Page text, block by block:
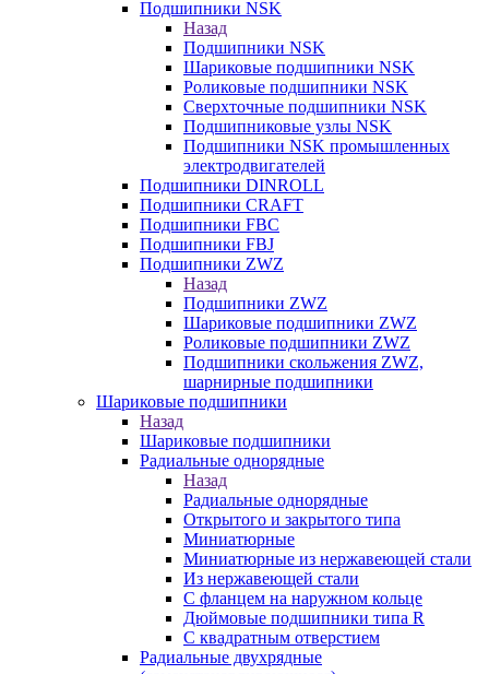
Подшипники NSK
Назад
Подшипники NSK
Шариковые подшипники NSK
Роликовые подшипники NSK
Сверхточные подшипники NSK
Подшипниковые узлы NSK
Подшипники NSK промышленных
электродвигателей
Подшипники DINROLL
Подшипники CRAFT
Подшипники FBC
Подшипники FBJ
Подшипники ZWZ
Назад
Подшипники ZWZ
Шариковые подшипники ZWZ
Роликовые подшипники ZWZ
Подшипники скольжения ZWZ,
шарнирные подшипники
Шариковые подшипники
Назад
Шариковые подшипники
Радиальные однорядные
Назад
Радиальные однорядные
Открытого и закрытого типа
Миниатюрные
Миниатюрные из нержавеющей стали
Из нержавеющей стали
С фланцем на наружном кольце
Дюймовые подшипники типа R
С квадратным отверстием
Радиальные двухрядные